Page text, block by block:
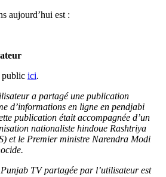
aujourd’hui est :
public ici.
a partagé une publication
d’informations en ligne en pendjabi
publication était accompagnée d’un
nationaliste hindoue Rashtriya
et le Premier ministre Narendra Modi
TV partagée par l’utilisateur est